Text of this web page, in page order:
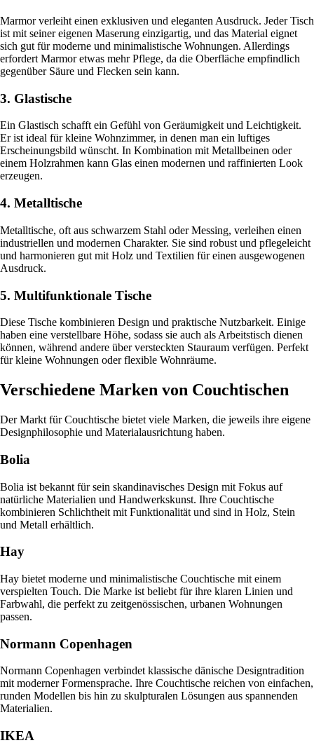
Marmor verleiht einen exklusiven und eleganten Ausdruck. Jeder Tisch
ist mit seiner eigenen Maserung einzigartig, und das Material eignet
sich gut für moderne und minimalistische Wohnungen. Allerdings
erfordert Marmor etwas mehr Pflege, da die Oberfläche empfindlich
gegenüber Säure und Flecken sein kann.
3. Glastische
Ein Glastisch schafft ein Gefühl von Geräumigkeit und Leichtigkeit.
Er ist ideal für kleine Wohnzimmer, in denen man ein luftiges
Erscheinungsbild wünscht. In Kombination mit Metallbeinen oder
einem Holzrahmen kann Glas einen modernen und raffinierten Look
erzeugen.
4. Metalltische
Metalltische, oft aus schwarzem Stahl oder Messing, verleihen einen
industriellen und modernen Charakter. Sie sind robust und pflegeleicht
und harmonieren gut mit Holz und Textilien für einen ausgewogenen
Ausdruck.
5. Multifunktionale Tische
Diese Tische kombinieren Design und praktische Nutzbarkeit. Einige
haben eine verstellbare Höhe, sodass sie auch als Arbeitstisch dienen
können, während andere über versteckten Stauraum verfügen. Perfekt
für kleine Wohnungen oder flexible Wohnräume.
Verschiedene Marken von Couchtischen
Der Markt für Couchtische bietet viele Marken, die jeweils ihre eigene
Designphilosophie und Materialausrichtung haben.
Bolia
Bolia ist bekannt für sein skandinavisches Design mit Fokus auf
natürliche Materialien und Handwerkskunst. Ihre Couchtische
kombinieren Schlichtheit mit Funktionalität und sind in Holz, Stein
und Metall erhältlich.
Hay
Hay bietet moderne und minimalistische Couchtische mit einem
verspielten Touch. Die Marke ist beliebt für ihre klaren Linien und
Farbwahl, die perfekt zu zeitgenössischen, urbanen Wohnungen
passen.
Normann Copenhagen
Normann Copenhagen verbindet klassische dänische Designtradition
mit moderner Formensprache. Ihre Couchtische reichen von einfachen,
runden Modellen bis hin zu skulpturalen Lösungen aus spannenden
Materialien.
IKEA